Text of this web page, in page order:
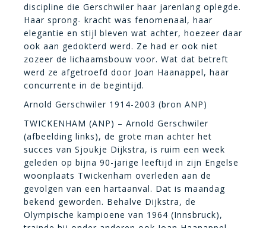
discipline die Gerschwiler haar jarenlang oplegde.
Haar sprong- kracht was fenomenaal, haar
elegantie en stijl bleven wat achter, hoezeer daar
ook aan gedokterd werd. Ze had er ook niet
zozeer de lichaamsbouw voor. Wat dat betreft
werd ze afgetroefd door Joan Haanappel, haar
concurrente in de begintijd.
Arnold Gerschwiler 1914-2003 (bron ANP)
TWICKENHAM (ANP) – Arnold Gerschwiler
(afbeelding links), de grote man achter het
succes van Sjoukje Dijkstra, is ruim een week
geleden op bijna 90-jarige leeftijd in zijn Engelse
woonplaats Twickenham overleden aan de
gevolgen van een hartaanval. Dat is maandag
bekend geworden. Behalve Dijkstra, de
Olympische kampioene van 1964 (Innsbruck),